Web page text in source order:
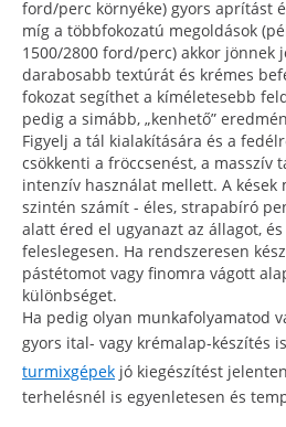
ford/perc környéke) gyors aprítást
míg a többfokozatú megoldások
1500/2800 ford/perc) akkor jönnek
darabosabb textúrát és krémes
fokozat segíthet a kíméletesebb
pedig a simább, „kenhető”
Figyelj a tál kialakítására és a
csökkenti a fröccsenést, a masszív
intenzív használat mellett. A kések
szintén számít - éles, strapabíró
alatt éred el ugyanazt az állagot,
feleslegesen. Ha rendszeresen
pástétomot vagy finomra vágott
különbséget.
Ha pedig olyan munkafolyamatod
gyors ital- vagy krémalap-készítés
turmixgépek jó kiegészítést
terhelésnél is egyenletesen és